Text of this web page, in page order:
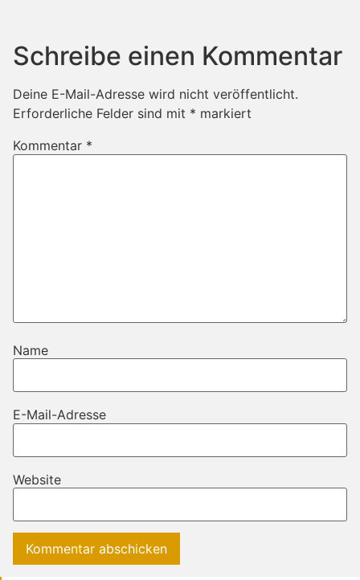
Schreibe einen Kommentar
Deine E-Mail-Adresse wird nicht veröffentlicht.
Erforderliche Felder sind mit * markiert
Kommentar *
Name
E-Mail-Adresse
Website